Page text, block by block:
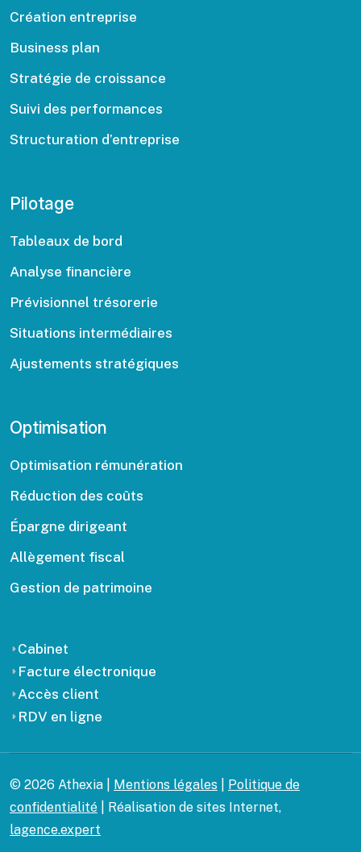
Création entreprise
Business plan
Stratégie de croissance
Suivi des performances
Structuration d’entreprise
Pilotage
Tableaux de bord
Analyse financière
Prévisionnel trésorerie
Situations intermédiaires
Ajustements stratégiques
Optimisation
Optimisation rémunération
Réduction des coûts
Épargne dirigeant
Allègement fiscal
Gestion de patrimoine
Cabinet
Facture électronique
Accès client
RDV en ligne
© 2026 Athexia | Mentions légales
Politique de
confidentialité | Réalisation de sites Internet,
lagence.expert